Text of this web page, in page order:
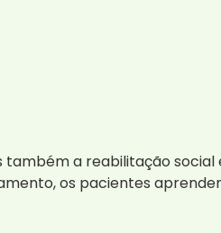
a reabilitação
os pacientes